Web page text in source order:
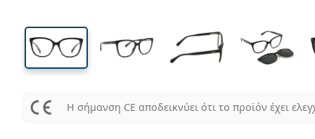
Η σήμανση CE αποδεικνύει ότι το προϊόν έχει